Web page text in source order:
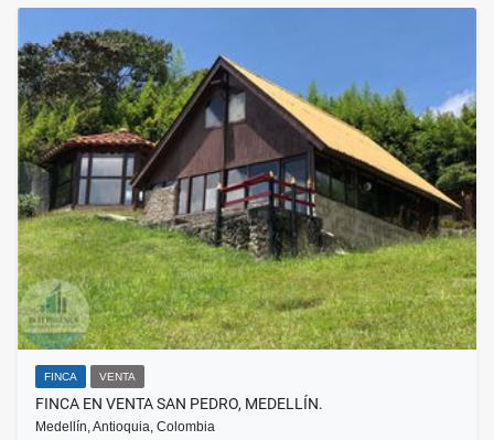
FINCA VENTA
FINCA EN VENTA SAN PEDRO, MEDELLÍN.
Medellín, Antioquia, Colombia